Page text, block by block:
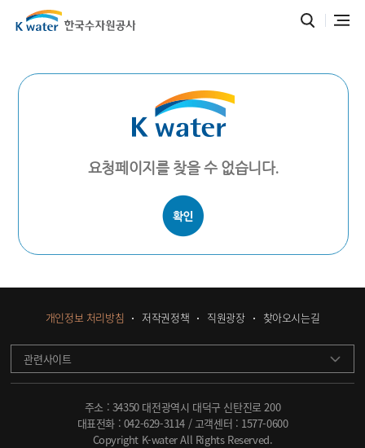
요청페이지를 찾을 수 없습니다.
개인정보 처리방침 저작권정책 직원광장 찾아오시는길
관련사이트
주소 : 34350 대전광역시 대덕구 신탄진로 200
대표전화 : 042-629-3114 / 고객센터 : 1577-0600
Copyright K-water All Rights Reserved.